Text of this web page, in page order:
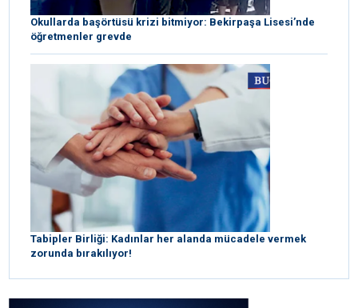
Okullarda başörtüsü krizi bitmiyor: Bekirpaşa Lisesi’nde
öğretmenler grevde
Tabipler Birliği: Kadınlar her alanda mücadele vermek
zorunda bırakılıyor!